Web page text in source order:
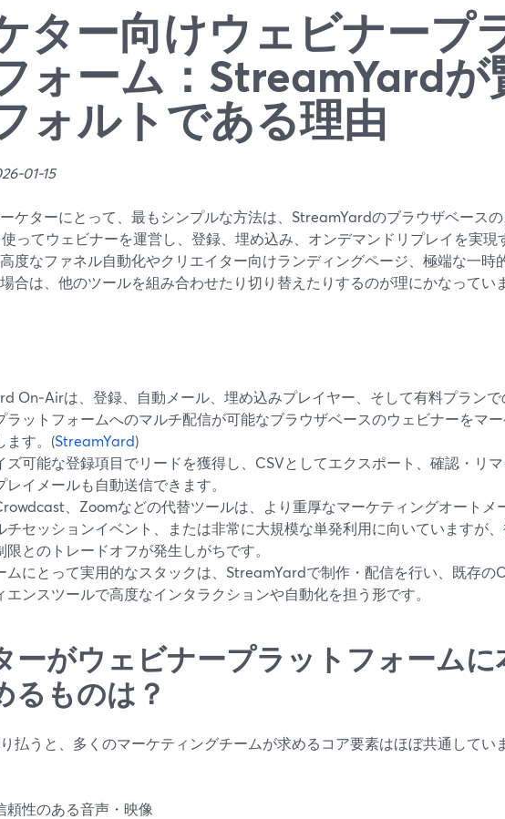
ター向けウェビナープ
ォーム：StreamYardが
ォルトである理由
01-15
ケターにとって、最もシンプルな方法は、StreamYardのブラウザベースの
ってウェビナーを運営し、登録、埋め込み、オンデマンドリプレイを実現
度なファネル自動化やクリエイター向けランディングページ、極端な一時
合は、他のツールを組み合わせたり切り替えたりするのが理にかなってい
On‑Airは、登録、⾃動メール、埋め込みプレイヤー、そして有料プランで
ラットフォームへのマルチ配信が可能なブラウザベースのウェビナーをマー
ます。(StreamYard)
ズ可能な登録項目でリードを獲得し、CSVとしてエクスポート、確認・リ
レイメールも自動送信できます。
、Zoomなどの代替ツールは、より重厚なマーケティングオートメ
チセッションイベント、または非常に大規模な単発利用に向いていますが
限とのトレードオフが発生しがちです。
ムにとって実用的なスタックは、StreamYardで制作・配信を行い、既存の
エンスツールで高度なインタラクションや自動化を担う形です。
ーがウェビナープラットフォームに
るものは？
払うと、多くのマーケティングチームが求めるコア要素はほぼ共通してい
頼性のある音声・映像